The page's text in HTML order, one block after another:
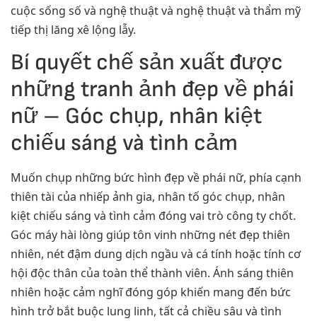
cuộc sống số và nghệ thuật và nghệ thuật và thẩm mỹ
tiếp thị lăng xê lộng lẫy.
Bí quyết chế sản xuất được
những tranh ảnh đẹp về phái
nữ – Góc chụp, nhân kiệt
chiếu sáng và tình cảm
Muốn chụp những bức hình đẹp về phái nữ, phía cạnh
thiên tài của nhiếp ảnh gia, nhân tố góc chụp, nhân
kiệt chiếu sáng và tình cảm đóng vai trò công ty chốt.
Góc máy hài lòng giúp tôn vinh những nét đẹp thiên
nhiên, nét đậm dung dịch ngầu và cá tính hoặc tính cơ
hội độc thân của toàn thể thành viên. Ánh sáng thiên
nhiên hoặc cảm nghĩ đóng góp khiến mang đến bức
hình trở bắt buộc lung linh, tất cả chiều sâu và tình